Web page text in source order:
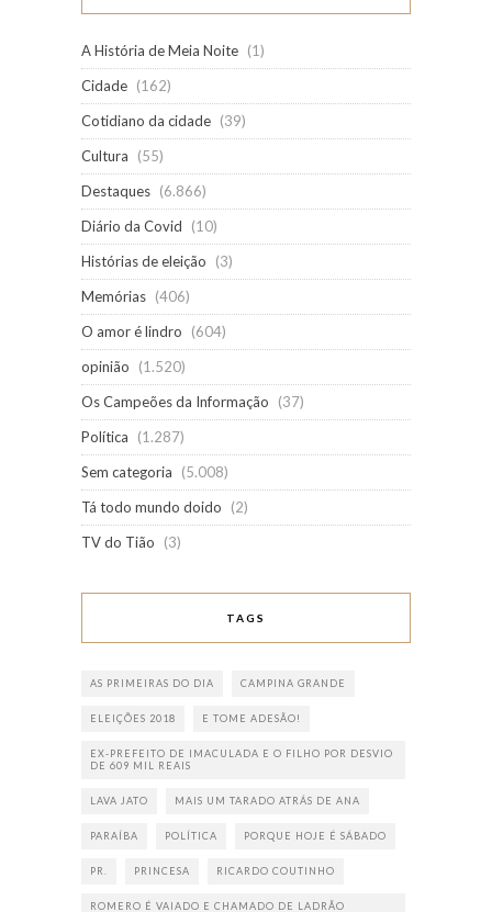
A História de Meia Noite (1)
Cidade (162)
Cotidiano da cidade (39)
Cultura
(55)
Destaques (6.866)
Diário da Covid
(10)
Histórias de eleição
(3)
Memórias (406)
O amor é lindro
(604)
opinião
(1.520)
Os Campeões da Informação
(37)
Política
(1.287)
Sem categoria
(5.008)
Tá todo mundo doido
(2)
TV do Tião
(3)
TAGS
AS PRIMEIRAS DO DIA CAMPINA GRANDE
ELEIÇÕES 2018 E TOME ADESÃO!
EX-PREFEITO DE IMACULADA E O FILHO POR DESVIO
DE 609 MIL REAIS
LAVA JATO MAIS UM TARADO ATRÁS DE ANA
PARAÍBA POLÍTICA PORQUE HOJE É SÁBADO
PR. PRINCESA RICARDO COUTINHO
ROMERO É VAIADO E CHAMADO DE LADRÃO